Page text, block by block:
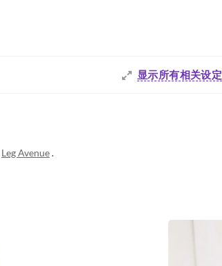
显示所有相关设定
Leg Avenue.